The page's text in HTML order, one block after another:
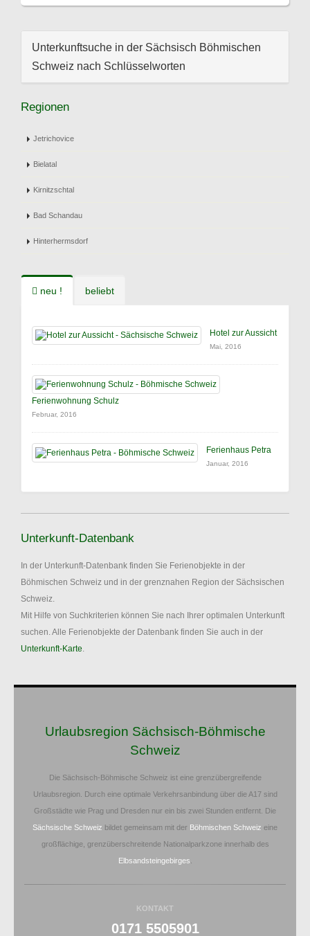
Unterkunftsuche in der Sächsisch Böhmischen
Schweiz nach Schlüsselworten
Regionen
Jetrichovice
Bielatal
Kirnitzschtal
Bad Schandau
Hinterhermsdorf
neu ! beliebt
Hotel zur Aussicht
Mai, 2016
Ferienwohnung Schulz
Februar, 2016
Ferienhaus Petra
Januar, 2016
Unterkunft-Datenbank
In der Unterkunft-Datenbank finden Sie Ferienobjekte in der
Böhmischen Schweiz und in der grenznahen Region der Sächsischen
Schweiz.
Mit Hilfe von Suchkriterien können Sie nach Ihrer optimalen Unterkunft
suchen. Alle Ferienobjekte der Datenbank finden Sie auch in der
Unterkunft-Karte.
Urlaubsregion Sächsisch-Böhmische
Schweiz
Die Sächsisch-Böhmische Schweiz ist eine grenzübergreifende
Urlaubsregion. Durch eine optimale Verkehrsanbindung über die A17 sind
Großstädte wie Prag und Dresden nur ein bis zwei Stunden entfernt. Die
Sächsische Schweiz bildet gemeinsam mit der Böhmischen Schweiz eine
großflächige, grenzüberschreitende Nationalparkzone innerhalb des
Elbsandsteingebirges
KONTAKT
0171 5505901